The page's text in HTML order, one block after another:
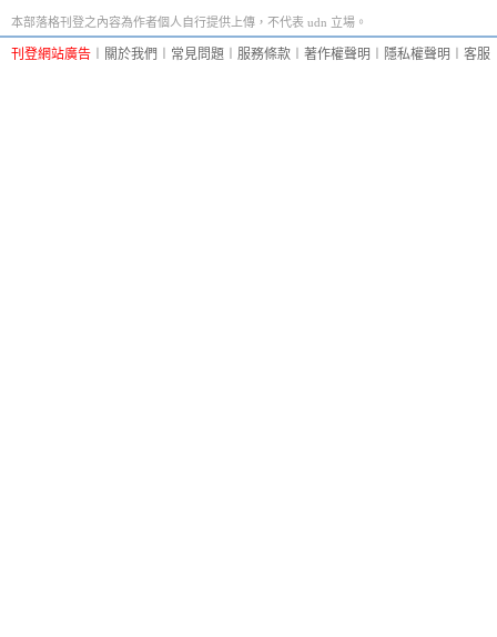
本部落格刊登之內容為作者個人自行提供上傳，不代表 udn 立場。
刊登網站廣告 關於我們 常見問題 服務條款 著作權聲明 隱私權聲明 客服